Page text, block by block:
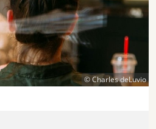
© Charles deLuvio